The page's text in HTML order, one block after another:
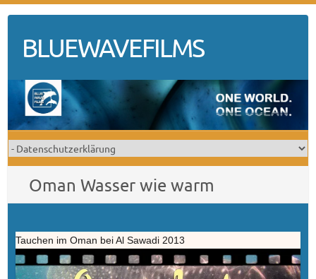
contentBLUEWAVEFILMS
Oman Wasser wie warm
Tauchen im Oman bei Al Sawadi 2013